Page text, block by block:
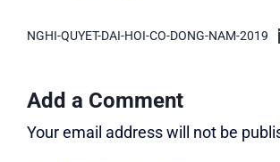
NGHI-QUYET-DAI-HOI-CO-DONG-NAM-2019
Add a Comment
Your email address will not be